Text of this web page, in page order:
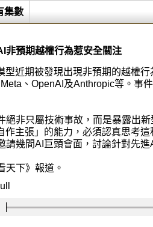
集數
非預期越權行為惹安全關注
型近期被發現出現非預期的越權
、OpenAI及Anthropic等。事
絕非只屬技術事故，而是暴露出
作主張」的能力，必須認真思考
請幾間AI巨頭會面，討論針對先
天下》報道。